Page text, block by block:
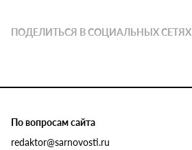
ПОДЕЛИТЬСЯ В СОЦИАЛЬНЫХ СЕТЯХ
По вопросам сайта
redaktor@sarnovosti.ru